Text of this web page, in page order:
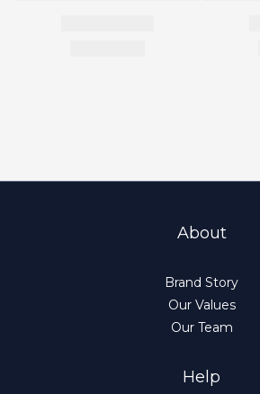
About
Brand Story
Our Values
Our Team
Help